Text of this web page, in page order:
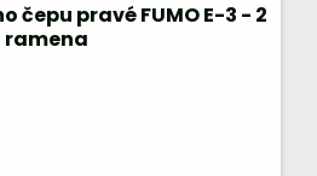
čepu pravé FUMO E-3 - 2
ramena